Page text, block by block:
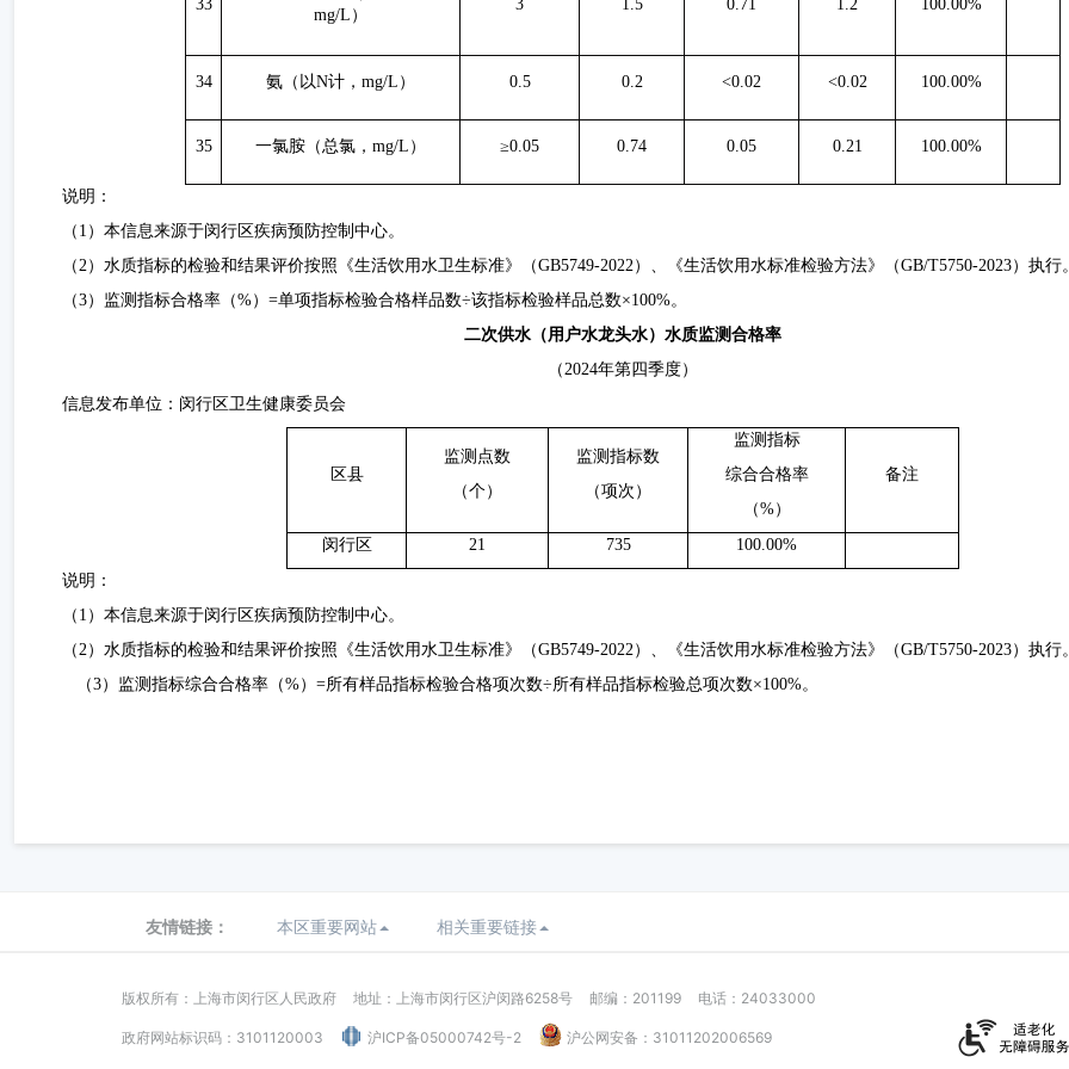
33
mg/L）
3 1.5 0.71 1.2 100.00%
34 氨（以N计，mg/L） 0.5 0.2 <0.02 <0.02 100.00%
35 一氯胺（总氯， mg/L） ≥0.05 0.74 0.05 0.21 100.00%
说明：
（ 1）本信息来源于闵行区疾病预防控制中心。
（2）水质指标的检验和结果评价按照《生活饮用水卫生标准》（GB5749-2022）、《生活饮用水标准检验方法》（GB/T5750-2023）执行
（3）监测指标合格率（%）=单项指标检验合格样品数÷该指标检验样品总数×100%。
二次供水（用户水龙头水）水质监测合格率
（2024年第四季度）
信息发布单位：闵行区卫生健康委员会
区县
监测点数
（个）
监测指标数
（项次）
监测指标
综合合格率
（%）
备注
闵行区 21 735
100.00%
说明：
（ 1）本信息来源于闵行区疾病预防控制中心。
（2）水质指标的检验和结果评价按照《生活饮用水卫生标准》（GB5749-2022）、《生活饮用水标准检验方法》（GB/T5750-2023）执行
（3）监测指标综合合格率（%）=所有样品指标检验合格项次数÷所有样品指标检验总项次数×100%。
友情链接： 本区重要网站 相关重要链接
版权所有：上海市闵行区人民政府 地址：上海市闵行区沪闵路6258号 邮编：201199 电话：24033000
政府网站标识码：3101120003 沪ICP备05000742号-2 沪公网安备：31011202006569